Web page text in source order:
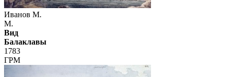
Иванов М.
М.
Вид
Балаклавы
1783
ГРМ